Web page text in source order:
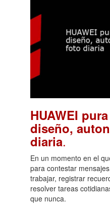
HUAWEI
diseño,
diaria.
En un momento en el
para contestar
trabajar, registrar
resolver tareas
que nunca.